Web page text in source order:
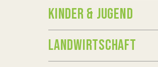
KINDER & JUGEND
LANDWIRTSCHAFT